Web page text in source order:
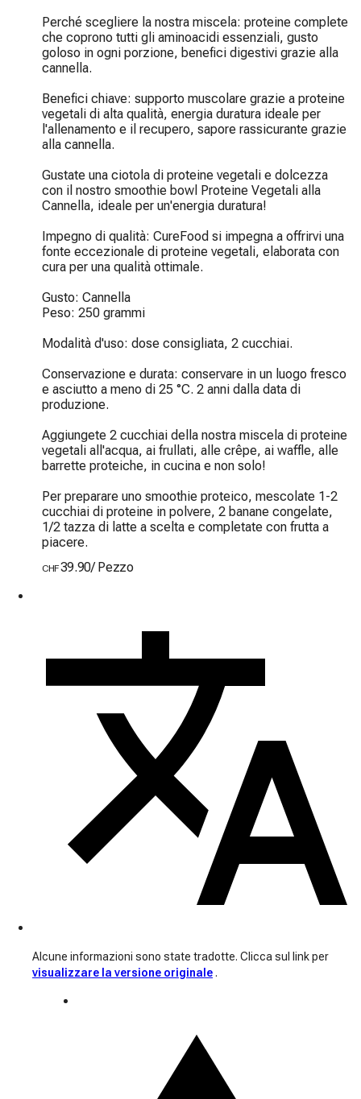
Perché scegliere la nostra miscela: proteine complete
che coprono tutti gli aminoacidi essenziali, gusto
goloso in ogni porzione, benefici digestivi grazie alla
cannella.
Benefici chiave: supporto muscolare grazie a proteine
vegetali di alta qualità, energia duratura ideale per
l'allenamento e il recupero, sapore rassicurante grazie
alla cannella.
Gustate una ciotola di proteine vegetali e dolcezza
con il nostro smoothie bowl Proteine Vegetali alla
Cannella, ideale per un'energia duratura!
Impegno di qualità: CureFood si impegna a offrirvi una
fonte eccezionale di proteine vegetali, elaborata con
cura per una qualità ottimale.
Gusto: Cannella
Peso: 250 grammi
Modalità d'uso: dose consigliata, 2 cucchiai.
Conservazione e durata: conservare in un luogo fresco
e asciutto a meno di 25 °C. 2 anni dalla data di
produzione.
Aggiungete 2 cucchiai della nostra miscela di proteine
vegetali all'acqua, ai frullati, alle crêpe, ai waffle, alle
barrette proteiche, in cucina e non solo!
Per preparare uno smoothie proteico, mescolate 1-2
cucchiai di proteine in polvere, 2 banane congelate,
1/2 tazza di latte a scelta e completate con frutta a
piacere.
CHF39.90/ Pezzo
Alcune informazioni sono state tradotte. Clicca sul link per
visualizzare la versione originale .